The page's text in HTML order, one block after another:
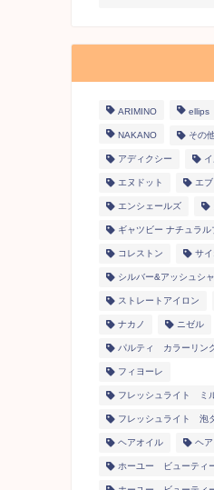
ARIMINO ellips
NAKANO その
アディクシー
エヌドット エ
エンシェールズ
ギャツビー ナチュラル
コレストン サイ
シルバー&アッシュシ
ストレートアイロン
ナカノ ニゼル
パルティ カラーリン
フィヨーレ
フレッシュライト ミ
フレッシュライト 泡
ヘアオイル ヘ
ホーユー ビューティ